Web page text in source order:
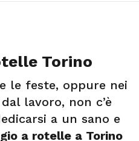
Torino
le feste, oppure nei
lavoro, non c’è
a un sano e
a rotelle a Torino